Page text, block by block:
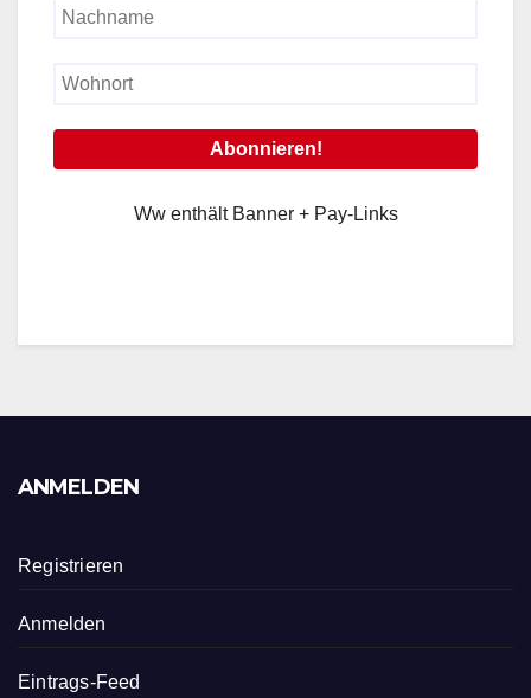
Ww enthält Banner + Pay-Links
ANMELDEN
Registrieren
Anmelden
Eintrags-Feed